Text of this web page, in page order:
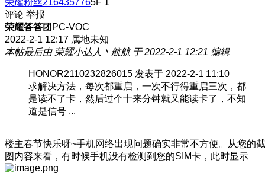
评论 举报
荣耀答答团 PC-VOC
2022-2-1 12:17 属地未知
本帖最后由 荣耀小达人丶航航 于 2022-2-1 12:21 编辑
HONOR2110232826015 发表于 2022-2-1 11:10
求解决方法，每次都重启，一次不行得重启三次，都
是读不了卡，然后过个十来分钟就又能读卡了，不知
道是信号 ...
楼主春节快乐呀~手机网络出现问题确实非常不方便。从您的截
图内容来看，有时候手机没有检测到您的SIM卡，此时显示